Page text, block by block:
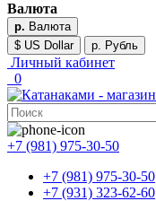
Валюта
р. Валюта
$ US Dollar
р. Рубль
Личный кабинет
0
+7 (981) 975-30-50
+7 (981) 975-30-50
+7 (931) 323-62-60